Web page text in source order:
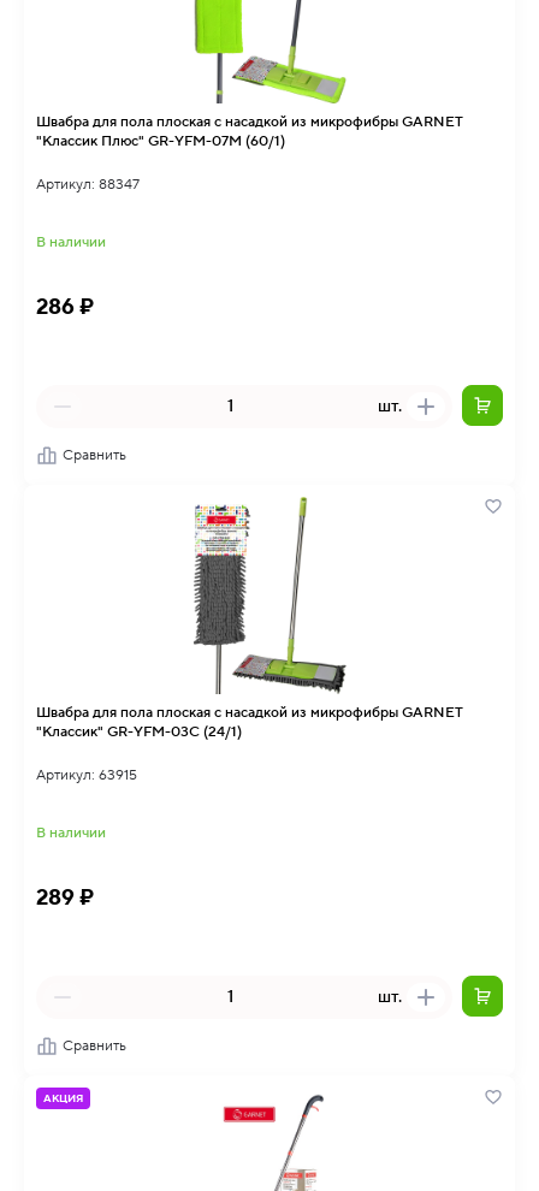
Швабра для пола плоская с насадкой из микрофибры GARNET
"Классик Плюс" GR-YFM-07M (60/1)
Артикул: 88347
В наличии
286 ₽
шт.
Сравнить
Швабра для пола плоская с насадкой из микрофибры GARNET
"Классик" GR-YFM-03C (24/1)
Артикул: 63915
В наличии
289 ₽
шт.
Сравнить
АКЦИЯ